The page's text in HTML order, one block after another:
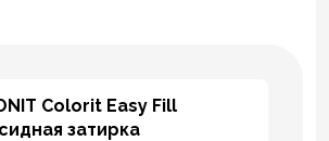
Colorit Easy Fill
затирка